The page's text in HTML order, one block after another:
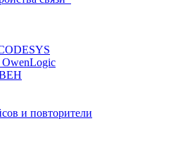
OwenLogic
и повторители